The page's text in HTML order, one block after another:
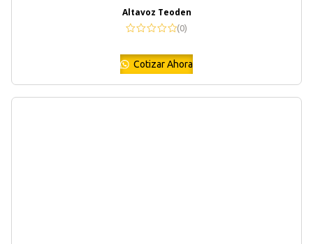
Altavoz Teoden
(0)
Cotizar Ahora